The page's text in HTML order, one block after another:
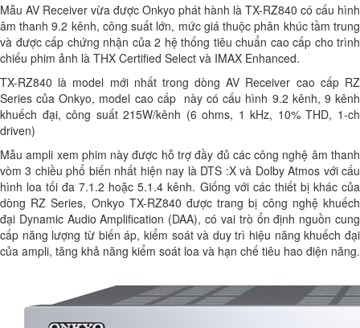
Mẫu AV Receiver vừa được Onkyo phát hành là TX-RZ840 có cấu hình
âm thanh 9.2 kênh, công suất lớn, mức giá thuộc phân khúc tầm trung
và được cấp chứng nhận của 2 hệ thống tiêu chuẩn cao cấp cho trình
chiếu phim ảnh là THX Certified Select và IMAX Enhanced.
TX-RZ840 là model mới nhất trong dòng AV Receiver cao cấp RZ
Series của Onkyo, model cao cấp này có cấu hình 9.2 kênh, 9 kênh
khuếch đại, công suất 215W/kênh (6 ohms, 1 kHz, 10% THD, 1-ch
driven)
Mẫu ampli xem phim này được hỗ trợ đầy đủ các công nghệ âm thanh
vòm 3 chiều phổ biến nhất hiện nay là DTS :X và Dolby Atmos với cấu
hình loa tối đa 7.1.2 hoặc 5.1.4 kênh. Giống với các thiết bị khác của
dòng RZ Series, Onkyo TX-RZ840 được trang bị công nghệ khuếch
đại Dynamic Audio Amplification (DAA), có vai trò ổn định nguồn cung
cấp năng lượng từ biến áp, kiểm soát và duy trì hiệu năng khuếch đại
của ampli, tăng khả năng kiểm soát loa và hạn chế tiêu hao điện năng.